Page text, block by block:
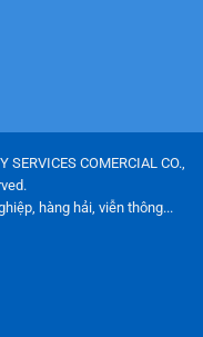
COMERCIAL CO.,
hàng hải, viễn thông...